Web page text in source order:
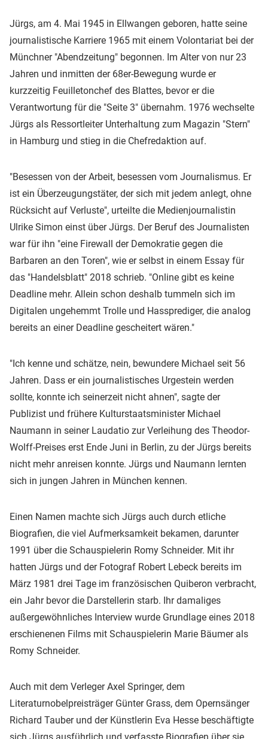
Jürgs, am 4. Mai 1945 in Ellwangen geboren, hatte seine
journalistische Karriere 1965 mit einem Volontariat bei der
Münchner "Abendzeitung" begonnen. Im Alter von nur 23
Jahren und inmitten der 68er-Bewegung wurde er
kurzzeitig Feuilletonchef des Blattes, bevor er die
Verantwortung für die "Seite 3" übernahm. 1976 wechselte
Jürgs als Ressortleiter Unterhaltung zum Magazin "Stern"
in Hamburg und stieg in die Chefredaktion auf.
"Besessen von der Arbeit, besessen vom Journalismus. Er
ist ein Überzeugungstäter, der sich mit jedem anlegt, ohne
Rücksicht auf Verluste", urteilte die Medienjournalistin
Ulrike Simon einst über Jürgs. Der Beruf des Journalisten
war für ihn "eine Firewall der Demokratie gegen die
Barbaren an den Toren", wie er selbst in einem Essay für
das "Handelsblatt" 2018 schrieb. "Online gibt es keine
Deadline mehr. Allein schon deshalb tummeln sich im
Digitalen ungehemmt Trolle und Hassprediger, die analog
bereits an einer Deadline gescheitert wären."
"Ich kenne und schätze, nein, bewundere Michael seit 56
Jahren. Dass er ein journalistisches Urgestein werden
sollte, konnte ich seinerzeit nicht ahnen", sagte der
Publizist und frühere Kulturstaatsminister Michael
Naumann in seiner Laudatio zur Verleihung des Theodor-
Wolff-Preises erst Ende Juni in Berlin, zu der Jürgs bereits
nicht mehr anreisen konnte. Jürgs und Naumann lernten
sich in jungen Jahren in München kennen.
Einen Namen machte sich Jürgs auch durch etliche
Biografien, die viel Aufmerksamkeit bekamen, darunter
1991 über die Schauspielerin Romy Schneider. Mit ihr
hatten Jürgs und der Fotograf Robert Lebeck bereits im
März 1981 drei Tage im französischen Quiberon verbracht,
ein Jahr bevor die Darstellerin starb. Ihr damaliges
außergewöhnliches Interview wurde Grundlage eines 2018
erschienenen Films mit Schauspielerin Marie Bäumer als
Romy Schneider.
Auch mit dem Verleger Axel Springer, dem
Literaturnobelpreisträger Günter Grass, dem Opernsänger
Richard Tauber und der Künstlerin Eva Hesse beschäftigte